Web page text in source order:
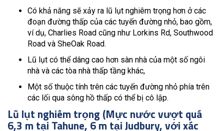
Có khả năng sẽ xảy ra lũ lụt nghiêm trọng hơn ở các
đoạn đường thấp của các tuyến đường nhỏ, bao gồm,
ví dụ, Charlies Road cũng như Lorkins Rd, Southwood
Road và SheOak Road.
Lũ lụt có thể dâng cao hơn sàn nhà của một số ngôi
nhà và các tòa nhà thấp tầng khác,
Một số thuộc tính trên các tuyến đường nhỏ phía trên
các lối qua sông hồ thấp có thể bị cô lập.
Lũ lụt nghiêm trọng (Mực nước vượt quá
6,3 m tại Tahune, 6 m tại Judbury, với xác